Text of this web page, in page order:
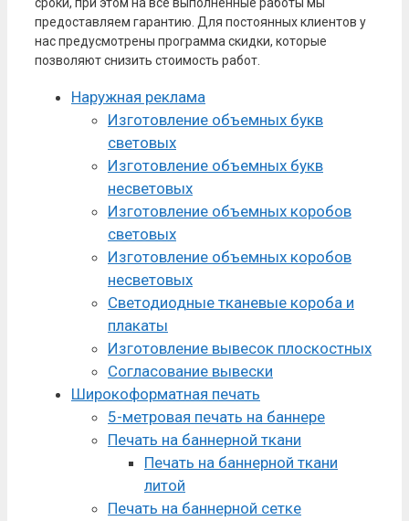
сроки, при этом на все выполненные работы мы
предоставляем гарантию. Для постоянных клиентов у
нас предусмотрены программа скидки, которые
позволяют снизить стоимость работ.
Наружная реклама
Изготовление объемных букв
световых
Изготовление объемных букв
несветовых
Изготовление объемных коробов
световых
Изготовление объемных коробов
несветовых
Светодиодные тканевые короба и
плакаты
Изготовление вывесок плоскостных
Согласование вывески
Широкоформатная печать
5-метровая печать на баннере
Печать на баннерной ткани
Печать на баннерной ткани
литой
Печать на баннерной сетке